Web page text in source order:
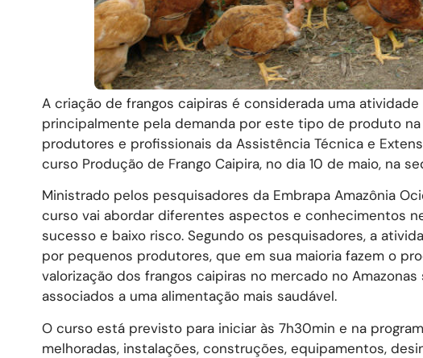
A criação de frangos caipiras é considerada uma
principalmente pela demanda por este tipo de produto
produtores e profissionais da Assistência Técnica e
curso Produção de Frango Caipira, no dia 10 de maio, na
Ministrado pelos pesquisadores da Embrapa Amazônia
curso vai abordar diferentes aspectos e conhecimentos
sucesso e baixo risco. Segundo os pesquisadores, a
por pequenos produtores, que em sua maioria fazem o
valorização dos frangos caipiras no mercado no
associados a uma alimentação mais saudável.
O curso está previsto para iniciar às 7h30min e na
melhoradas, instalações, construções, equipamentos,